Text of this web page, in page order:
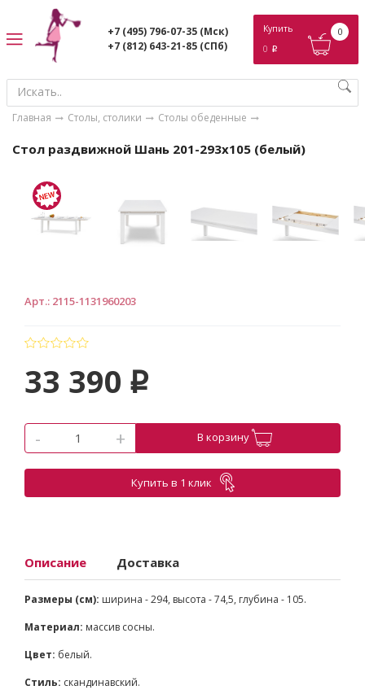
+7 (495) 796-07-35 (Мск)
+7 (812) 643-21-85 (СПб)
Купить
0 p
0
Главная Столы, столики Столы обеденные
Стол раздвижной Шань 201-293x105 (белый)
Арт.: 2115-1131960203
33 390 p
- + В корзину
Купить в 1 клик
Описание Доставка
Размеры (см): ширина - 294, высота - 74,5, глубина - 105.
Материал: массив сосны.
Цвет: белый.
Стиль: скандинавский.